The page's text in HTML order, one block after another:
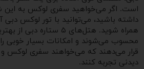
است. اگر می‌خواهید سفری لوکس به این
داشته باشید، می‌توانید با تور لوکس دبی
همراه شوید. هتل‌های ۵ ستاره
محسوب می‌شوند و امکانات بسیار خوبی را
قرار می‌دهند که می‌خواهند سفری لوکس و
دیدنی تجربه کنند.